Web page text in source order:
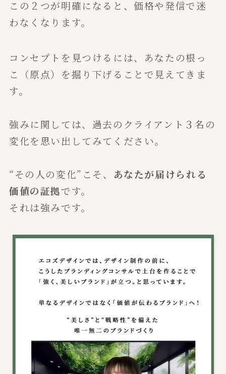
この２つが明確になると、価格や発信で迷
わなくなります。
コンセプトを見つけるには、あなたの根っ
こ（原点）を掘り下げることで見えてきま
す。
強みに関しては、過去のクライアント３名の
変化を思い出してみてください。
“その人の変化”こそ、 あなたが届けられる
価値の証拠です。
それは強みです。